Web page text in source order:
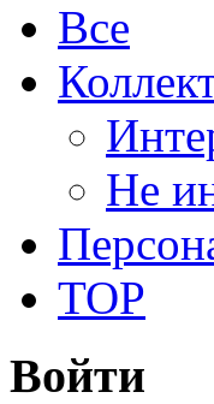
Все
Не
TOP
Войти